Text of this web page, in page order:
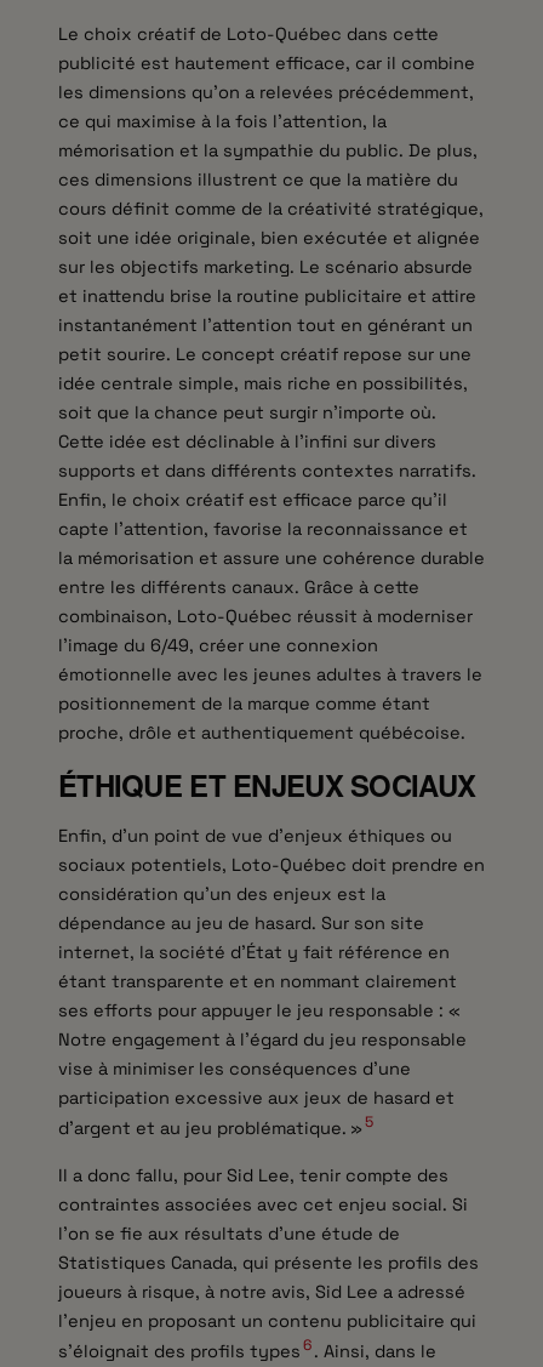
Le choix créatif de Loto-Québec dans cette
publicité est hautement efficace, car il combine
les dimensions qu’on a relevées précédemment,
ce qui maximise à la fois l’attention, la
mémorisation et la sympathie du public. De plus,
ces dimensions illustrent ce que la matière du
cours définit comme de la créativité stratégique,
soit une idée originale, bien exécutée et alignée
sur les objectifs marketing. Le scénario absurde
et inattendu brise la routine publicitaire et attire
instantanément l’attention tout en générant un
petit sourire. Le concept créatif repose sur une
idée centrale simple, mais riche en possibilités,
soit que la chance peut surgir n’importe où.
Cette idée est déclinable à l’infini sur divers
supports et dans différents contextes narratifs.
Enfin, le choix créatif est efficace parce qu’il
capte l’attention, favorise la reconnaissance et
la mémorisation et assure une cohérence durable
entre les différents canaux. Grâce à cette
combinaison, Loto-Québec réussit à moderniser
l’image du 6/49, créer une connexion
émotionnelle avec les jeunes adultes à travers le
positionnement de la marque comme étant
proche, drôle et authentiquement québécoise.
ÉTHIQUE ET ENJEUX SOCIAUX
Enfin, d’un point de vue d’enjeux éthiques ou
sociaux potentiels, Loto-Québec doit prendre en
considération qu’un des enjeux est la
dépendance au jeu de hasard. Sur son site
internet, la société d’État y fait référence en
étant transparente et en nommant clairement
ses efforts pour appuyer le jeu responsable : «
Notre engagement à l’égard du jeu responsable
vise à minimiser les conséquences d’une
participation excessive aux jeux de hasard et
d’argent et au jeu problématique. »5
Il a donc fallu, pour Sid Lee, tenir compte des
contraintes associées avec cet enjeu social. Si
l’on se fie aux résultats d’une étude de
Statistiques Canada, qui présente les profils des
joueurs à risque, à notre avis, Sid Lee a adressé
l’enjeu en proposant un contenu publicitaire qui
s’éloignait des profils types6. Ainsi, dans le